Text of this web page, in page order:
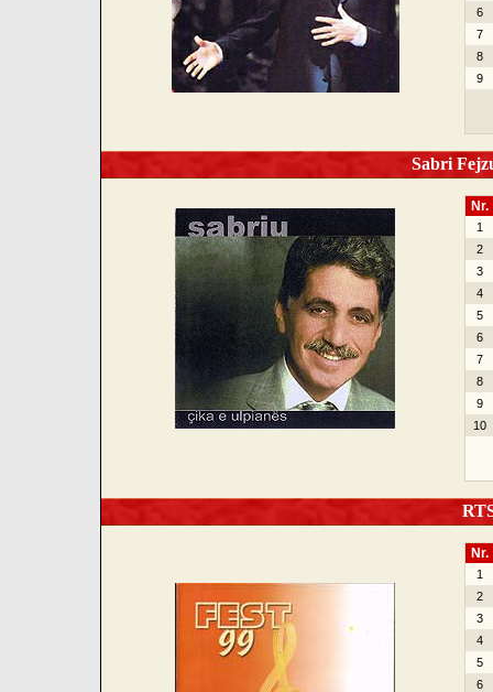
6
7
8
9
Sabri
Nr.
1
2
3
4
5
6
7
8
9
10
Nr.
1
2
3
4
5
6